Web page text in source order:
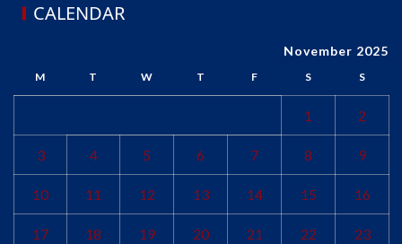
CALENDAR
November 2025
M T W T F S S
1 2
3 4 5 6 7 8 9
10 11 12 13 14 15 16
17 18 19 20 21 22 23